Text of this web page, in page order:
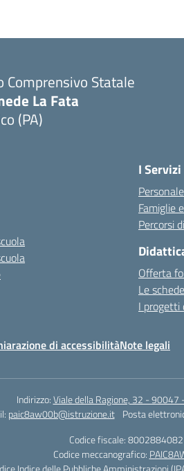
Comprensivo Statale
La Fata
(PA)
I Servizi
Famiglie
Percorsi
Offerta
Le
I progetti
di accessibilitàNote legali
Indirizzo:Viale della Ragione, 32 - 90047
paic8aw00b@istruzione.it Posta
Codice fiscale:
Codice meccanografico: